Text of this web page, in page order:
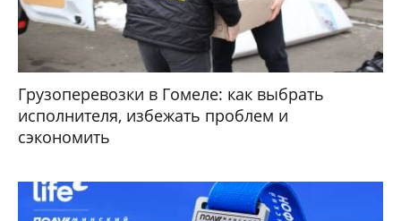
Грузоперевозки в Гомеле: как выбрать
исполнителя, избежать проблем и
сэкономить